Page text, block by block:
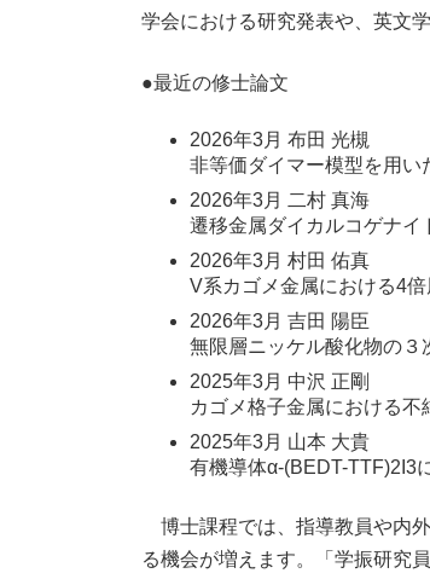
学会における研究発表や、英文
●最近の修士論文
2026年3月 布田 光槻
非等価ダイマー模型を用
2026年3月 二村 真海
遷移金属ダイカルコゲナ
2026年3月 村田 佑真
V系カゴメ金属における4
2026年3月 吉田 陽臣
無限層ニッケル酸化物の
2025年3月 中沢 正剛
カゴメ格子金属における
2025年3月 山本 大貴
有機導体α-(BEDT-TTF)2I3
博士課程では、指導教員や内
る機会が増えます。「学振研究